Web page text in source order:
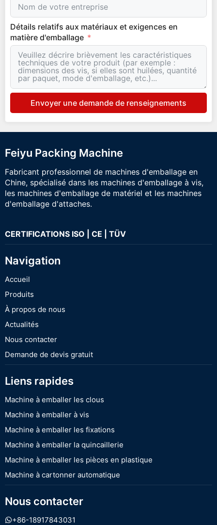
Détails relatifs aux matériaux et exigences en
matière d'emballage
Envoyer une demande de renseignements
Feiyu Packing Machine
Fabricant professionnel de machines d'emballage en
Chine, spécialisé dans les machines d'emballage à vis,
les machines d'emballage de matériel et les machines
d'emballage d'attaches.
CERTIFICATIONS ISO | CE | TÜV
Navigation
Accueil
Produits
À propos de nous
Actualités
Nous contacter
Demande de devis gratuit
Liens rapides
Machine à emballer les clous
Machine à emballer à vis
Machine à emballer les fixations
Machine à emballer la quincaillerie
Machine à emballer les pièces en plastique
Machine à cartonner automatique
Nous contacter
+86-18917843031